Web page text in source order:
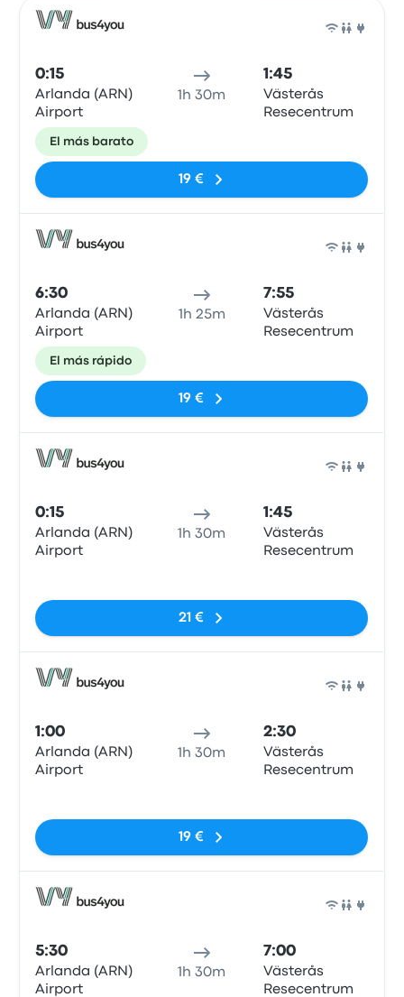
0:15
Arlanda (ARN)
Airport
1h 30m
1:45
Västerås
Resecentrum
El más barato
19 €
6:30
Arlanda (ARN)
Airport
1h 25m
7:55
Västerås
Resecentrum
El más rápido
19 €
0:15
Arlanda (ARN)
Airport
1h 30m
1:45
Västerås
Resecentrum
21 €
1:00
Arlanda (ARN)
Airport
1h 30m
2:30
Västerås
Resecentrum
19 €
5:30
Arlanda (ARN)
Airport
1h 30m
7:00
Västerås
Resecentrum